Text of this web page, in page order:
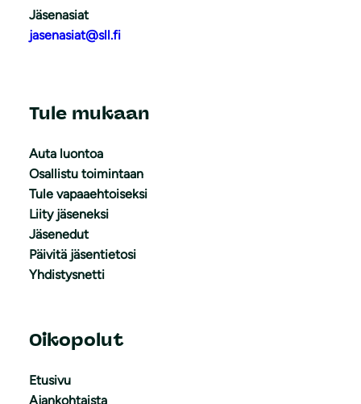
Jäsenasiat
jasenasiat@sll.fi
Tule mukaan
Auta luontoa
Osallistu toimintaan
Tule vapaaehtoiseksi
Liity jäseneksi
Jäsenedut
Päivitä jäsentietosi
Yhdistysnetti
Oikopolut
Etusivu
Ajankohtaista